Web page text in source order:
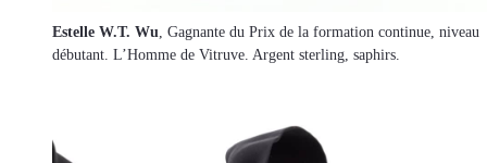
Estelle W.T. Wu , Gagnante du Prix de la formation continue, niveau
débutant. L’Homme de Vitruve. Argent sterling, saphirs.